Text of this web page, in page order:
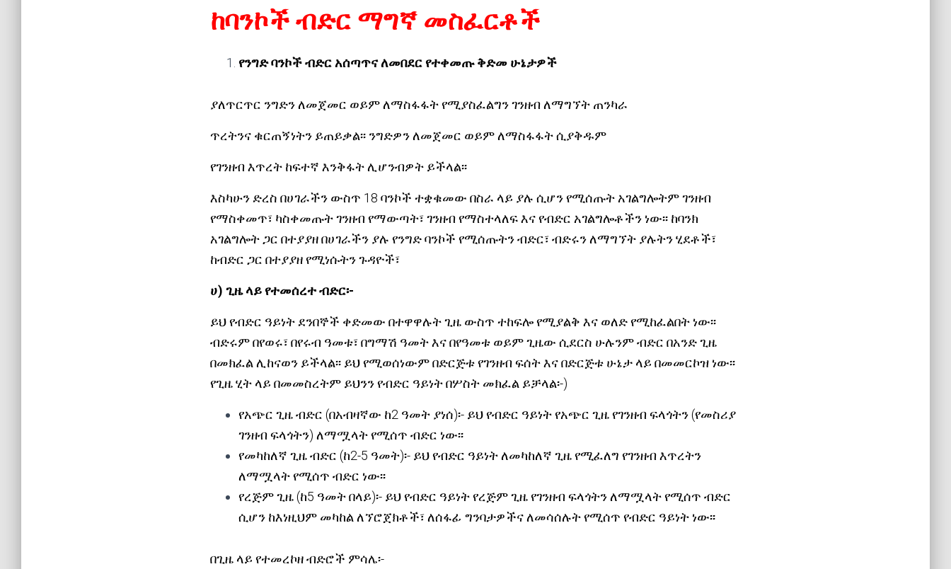
ከባንኮች ብድር ማግኛ መስፈርቶች
የንግድ ባንኮች ብድር አሰጣጥና ለመበደር የተቀመጡ ቅድመ ሁኔታዎች
ያለጥርጥር ንግድን ለመጀመር ወይም ለማስፋፋት የሚያስፈልግን ገንዘብ ለማግኘት ጠንካራ
ጥረትንና ቁርጠኝነትን ይጠይቃል፡፡ ንግድዎን ለመጀመር ወይም ለማስፋፋት ሲያቅዱም
የገንዘብ እጥረት ከፍተኛ እንቅፋት ሊሆንብዎት ይችላል፡፡
እስካሁን ድረስ በሀገራችን ውስጥ 18 ባንኮች ተቋቁመው በስራ ላይ ያሉ ሲሆን የሚሰጡት አገልግሎትም ገንዘብ
የማስቀመጥ፣ ካስቀመጡት ገንዘብ የማውጣት፣ ገንዘብ የማስተላለፍ እና የብድር አገልግሎቶችን ነው፡፡ ከባንክ
አገልግሎት ጋር በተያያዘ በሀገራችን ያሉ የንግድ ባንኮች የሚሰጡትን ብድር፣ ብድሩን ለማግኘት ያሉትን ሂደቶች፣
ከብድር ጋር በተያያዘ የሚነሱትን ጉዳዮች፣
ሀ) ጊዜ ላይ የተመሰረተ ብድር፡-
ይህ የብድር ዓይነት ደንበኞች ቀድመው በተዋዋሉት ጊዜ ውስጥ ተከፍሎ የሚያልቅ እና ወለድ የሚከፈልበት ነው፡፡
ብድሩም በየወሩ፣ በየሩብ ዓመቱ፣ በግማሽ ዓመት እና በየዓመቱ ወይም ጊዜው ሲደርስ ሁሉንም ብድር በአንድ ጊዜ
በመክፈል ሊከናወን ይችላል፡፡ ይህ የሚወሰነውም በድርጅቱ የገንዘብ ፍሰት እና በድርጅቱ ሁኔታ ላይ በመመርኮዝ ነው፡፡
የጊዜ ሂት ላይ በመመስረትም ይህንን የብድር ዓይነት በሦስት መክፈል ይቻላል፡-)
የአጭር ጊዜ ብድር (በአብዛኛው ከ2 ዓመት ያነሰ)፡- ይህ የብድር ዓይነት የአጭር ጊዜ የገንዘብ ፍላጎትን (የመስሪያ
ገንዘብ ፍላጎትን) ለማሟላት የሚሰጥ ብድር ነው፡፡
የመካከለኛ ጊዜ ብድር (ከ2-5 ዓመት)፡- ይህ የብድር ዓይነት ለመካከለኛ ጊዜ የሚፈለግ የገንዘብ እጥረትን
ለማሟላት የሚሰጥ ብድር ነው፡፡
የረጅም ጊዜ (ከ5 ዓመት በላይ)፡- ይህ የብድር ዓይነት የረጅም ጊዜ የገንዘብ ፍላጎትን ለማሟላት የሚሰጥ ብድር
ሲሆን ከእነዚህም መካከል ለኘሮጀክቶች፣ ለሰፋፊ ግንባታዎችና ለመሳሰሉት የሚሰጥ የብድር ዓይነት ነው፡፡
በጊዜ ላይ የተመረኮዘ ብድሮች ምሳሌ፡-